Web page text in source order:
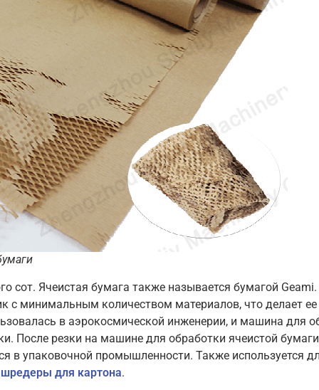
сот. Ячеистая бумага также называется бумагой
с минимальным количеством материалов, что делает
в аэрокосмической инженерии, и машина для
После резки на машине для обработки ячеистой
в упаковочной промышленности. Также используется
шредеры для картона.